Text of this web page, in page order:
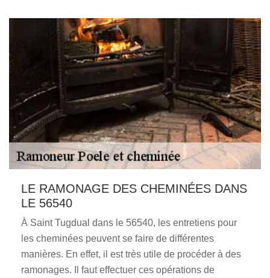
LE RAMONAGE DES CHEMINÉES DANS
LE 56540
À Saint Tugdual dans le 56540, les entretiens pour
les cheminées peuvent se faire de différentes
manières. En effet, il est très utile de procéder à des
ramonages. Il faut effectuer ces opérations de